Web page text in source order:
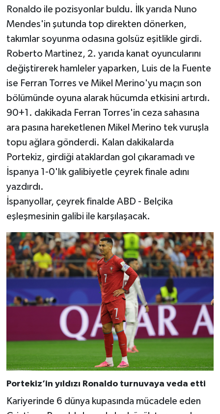
Ronaldo ile pozisyonlar buldu. İlk yarıda Nuno
Mendes'in şutunda top direkten dönerken,
takımlar soyunma odasına golsüz eşitlikle girdi.
Roberto Martinez, 2. yarıda kanat oyuncularını
değiştirerek hamleler yaparken, Luis de la Fuente
ise Ferran Torres ve Mikel Merino'yu maçın son
bölümünde oyuna alarak hücumda etkisini artırdı.
90+1. dakikada Ferran Torres'in ceza sahasına
ara pasına hareketlenen Mikel Merino tek vuruşla
topu ağlara gönderdi. Kalan dakikalarda
Portekiz, girdiği ataklardan gol çıkaramadı ve
İspanya 1-0'lık galibiyetle çeyrek finale adını
yazdırdı.
İspanyollar, çeyrek finalde ABD - Belçika
eşleşmesinin galibi ile karşılaşacak.
Portekiz’in yıldızı Ronaldo turnuvaya veda etti
Kariyerinde 6 dünya kupasında mücadele eden